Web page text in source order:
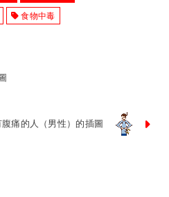
食物中毒
痛的人（男性）的插圖